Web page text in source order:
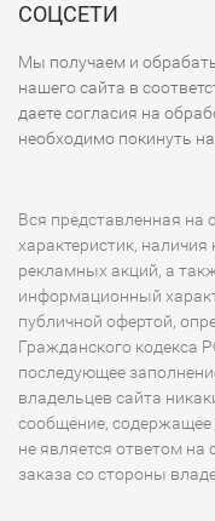
СОЦСЕТИ
Мы получаем и
нашего сайта в
даете согласия на
необходимо покинуть
Вся представленная на
характеристик,
рекламных акций, а
информационный
публичной офертой,
Гражданского кодекса
последующее
владельцев сайта
сообщение,
не является ответом
заказа со стороны